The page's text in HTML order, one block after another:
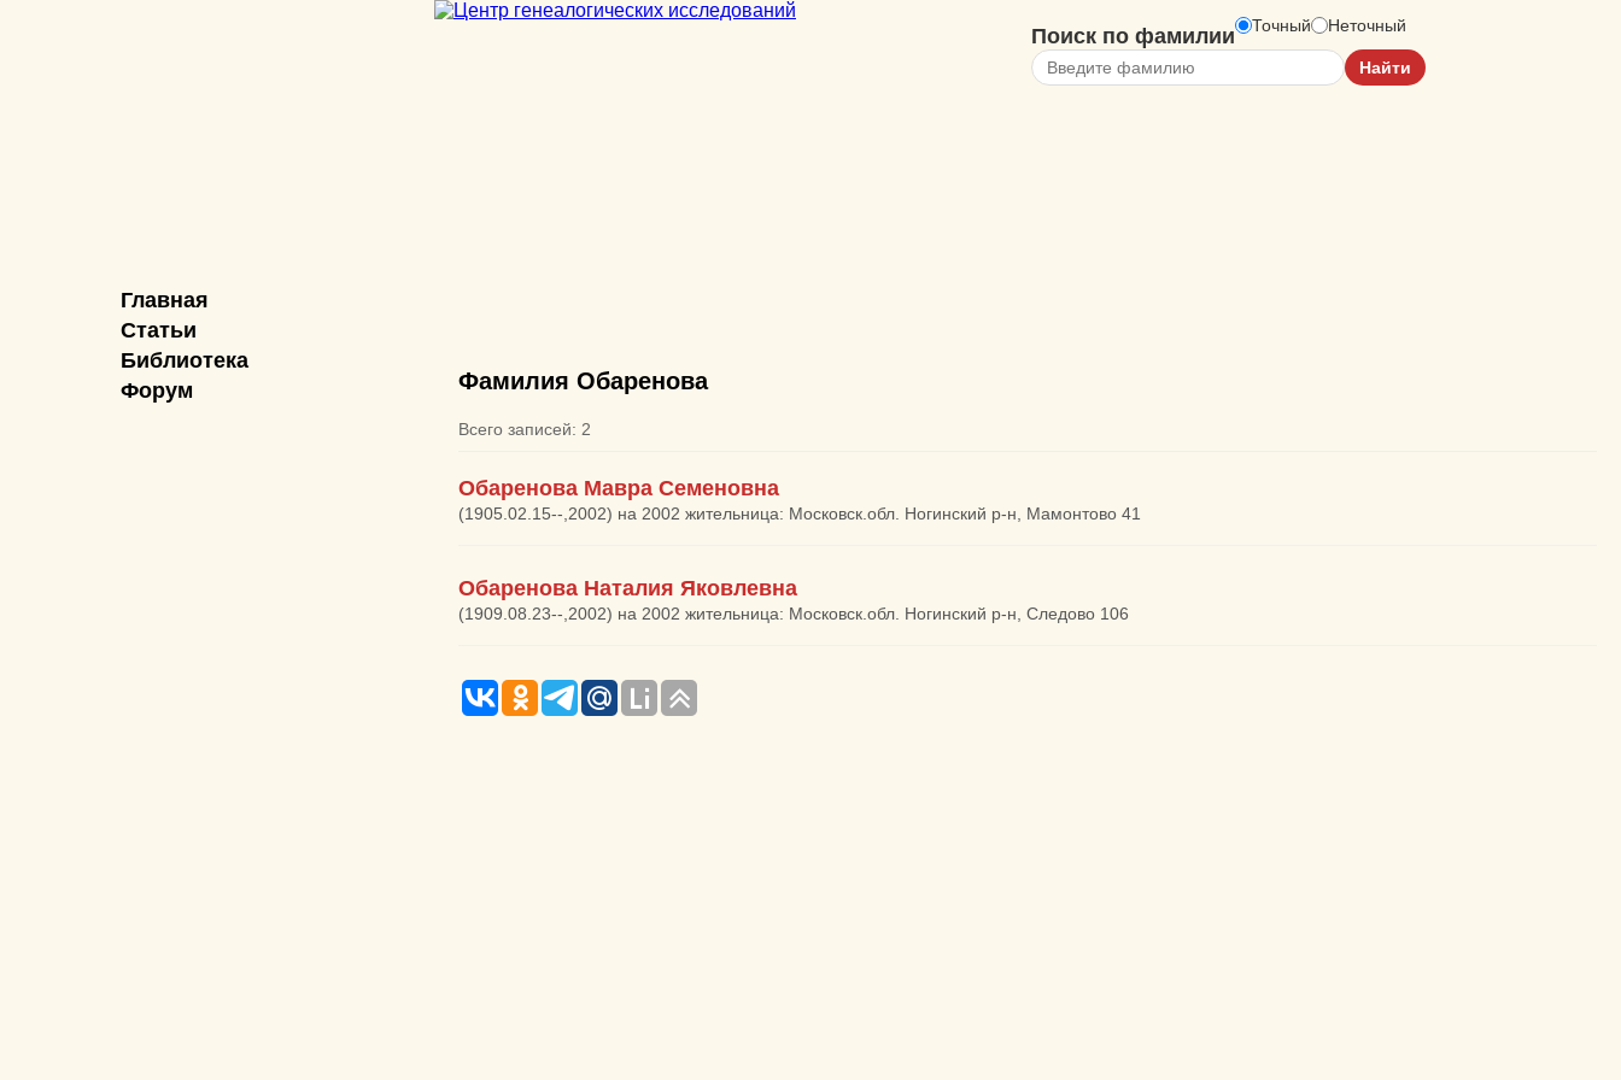
Главная
Статьи
Библиотека
Форум
Поиск по фамилии Точный Неточный
Фамилия Обаренова
Всего записей: 2
Обаренова Мавра Семеновна
(1905.02.15--,2002) на 2002 жительница: Московск.обл. Ногинский р-н, Мамонтово 41
Обаренова Наталия Яковлевна
(1909.08.23--,2002) на 2002 жительница: Московск.обл. Ногинский р-н, Следово 106